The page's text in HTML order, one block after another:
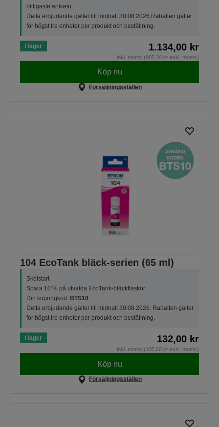
billigaste artikeln.
Detta erbjudande gäller till midnatt 30.08.2026.Rabatten gäller
för högst tre enheter per produkt och beställning.
I lager 1.134,00 kr
inkl. moms (907,20 kr exkl. moms)
Köp nu
Försäljningsställen
104 EcoTank bläck-serien (65 ml)
Skolstart
Spara 10 % på utvalda EcoTank-bläckflaskor.
Din kupongkod: BTS10
Detta erbjudande gäller till midnatt 30.08.2026. Rabatten gäller
för högst tre enheter per produkt och beställning.
I lager 132,00 kr
inkl. moms (105,60 kr exkl. moms)
Köp nu
Försäljningsställen